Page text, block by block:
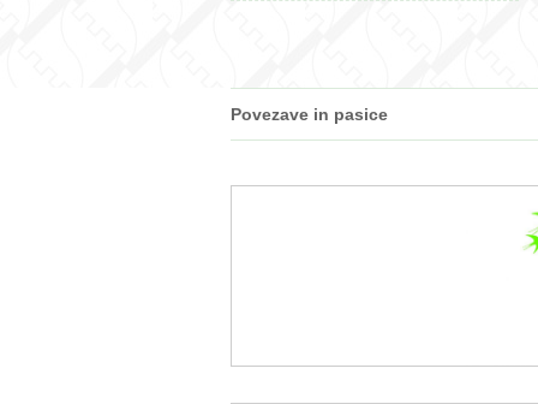
Povezave in pasice